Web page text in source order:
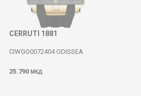
CERRUTI 1881
CIWGO0072404 ODISSEA
25.790 МКД